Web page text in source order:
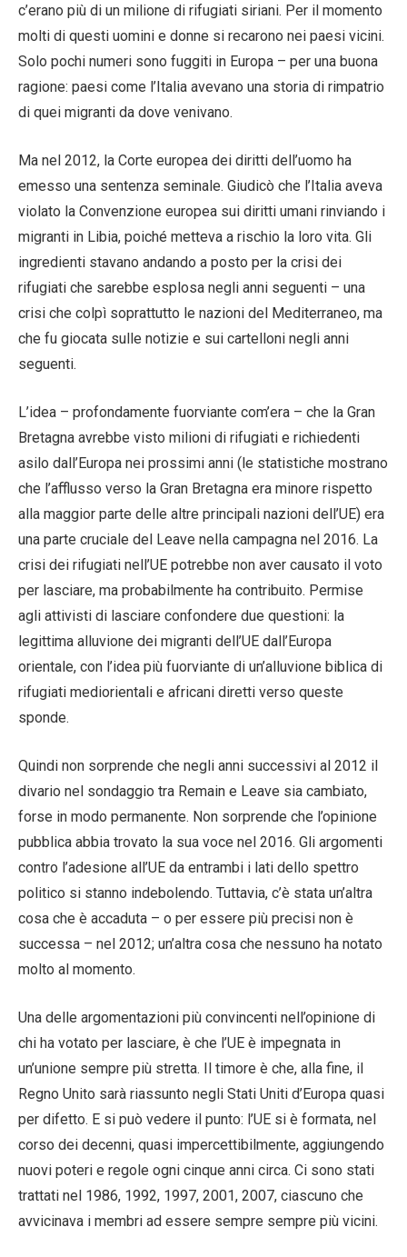
c’erano più di un milione di rifugiati siriani. Per il momento
molti di questi uomini e donne si recarono nei paesi vicini.
Solo pochi numeri sono fuggiti in Europa – per una buona
ragione: paesi come l’Italia avevano una storia di rimpatrio
di quei migranti da dove venivano.
Ma nel 2012, la Corte europea dei diritti dell’uomo ha
emesso una sentenza seminale. Giudicò che l’Italia aveva
violato la Convenzione europea sui diritti umani rinviando i
migranti in Libia, poiché metteva a rischio la loro vita. Gli
ingredienti stavano andando a posto per la crisi dei
rifugiati che sarebbe esplosa negli anni seguenti – una
crisi che colpì soprattutto le nazioni del Mediterraneo, ma
che fu giocata sulle notizie e sui cartelloni negli anni
seguenti.
L’idea – profondamente fuorviante com’era – che la Gran
Bretagna avrebbe visto milioni di rifugiati e richiedenti
asilo dall’Europa nei prossimi anni (le statistiche mostrano
che l’afflusso verso la Gran Bretagna era minore rispetto
alla maggior parte delle altre principali nazioni dell’UE) era
una parte cruciale del Leave nella campagna nel 2016. La
crisi dei rifugiati nell’UE potrebbe non aver causato il voto
per lasciare, ma probabilmente ha contribuito. Permise
agli attivisti di lasciare confondere due questioni: la
legittima alluvione dei migranti dell’UE dall’Europa
orientale, con l’idea più fuorviante di un’alluvione biblica di
rifugiati mediorientali e africani diretti verso queste
sponde.
Quindi non sorprende che negli anni successivi al 2012 il
divario nel sondaggio tra Remain e Leave sia cambiato,
forse in modo permanente. Non sorprende che l’opinione
pubblica abbia trovato la sua voce nel 2016. Gli argomenti
contro l’adesione all’UE da entrambi i lati dello spettro
politico si stanno indebolendo. Tuttavia, c’è stata un’altra
cosa che è accaduta – o per essere più precisi non è
successa – nel 2012; un’altra cosa che nessuno ha notato
molto al momento.
Una delle argomentazioni più convincenti nell’opinione di
chi ha votato per lasciare, è che l’UE è impegnata in
un’unione sempre più stretta. Il timore è che, alla fine, il
Regno Unito sarà riassunto negli Stati Uniti d’Europa quasi
per difetto. E si può vedere il punto: l’UE si è formata, nel
corso dei decenni, quasi impercettibilmente, aggiungendo
nuovi poteri e regole ogni cinque anni circa. Ci sono stati
trattati nel 1986, 1992, 1997, 2001, 2007, ciascuno che
avvicinava i membri ad essere sempre sempre più vicini.